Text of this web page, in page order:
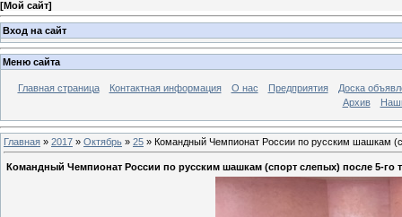
[Мой сайт]
Вход на сайт
Меню сайта
Главная страница Контактная информация О нас Предприятия
Доска
Архив
Главная » 2017 » Октябрь » 25 » Командный Чемпионат России по русским шашкам
Командный Чемпионат России по русским шашкам (спорт слепых) после 5-го